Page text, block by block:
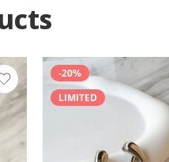
-20%
LIMITED